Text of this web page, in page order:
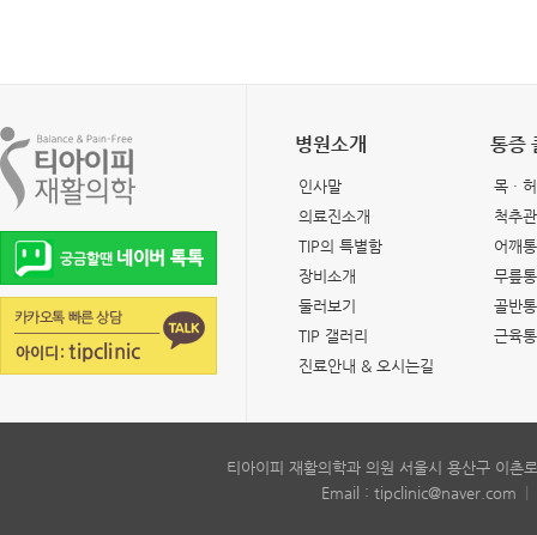
병원소개
인사말
의료진소개
TIP의 특별함
장비소개
둘러보기
TIP 갤러리
진료안내 & 오시는길
통증
목 ·
척추
어깨
무릎
골반
근육통
티아이피 재활의학과 의원 서울시 용산구 이
Email : tipclinic@naver.com